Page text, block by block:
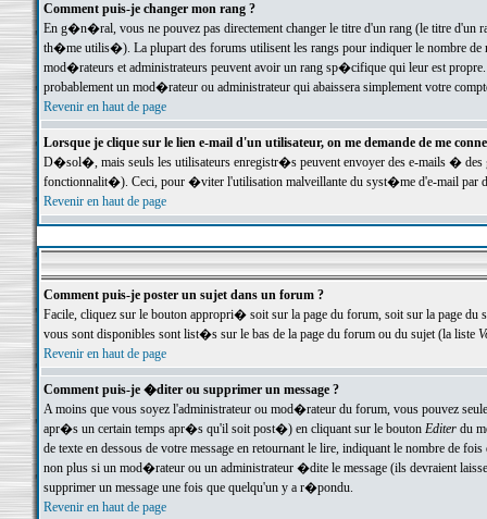
Comment puis-je changer mon rang ?
En g�n�ral, vous ne pouvez pas directement changer le titre d'un rang (le titre d'un
th�me utilis�). La plupart des forums utilisent les rangs pour indiquer le nombre de
mod�rateurs et administrateurs peuvent avoir un rang sp�cifique qui leur est
probablement un mod�rateur ou administrateur qui abaissera simplement votre
Revenir en haut de page
Lorsque je clique sur le lien e-mail d'un utilisateur, on me demande de me
D�sol�, mais seuls les utilisateurs enregistr�s peuvent envoyer des e-mails �
fonctionnalit�). Ceci, pour �viter l'utilisation malveillante du syst�me d'e-mail par
Revenir en haut de page
Comment puis-je poster un sujet dans un forum ?
Facile, cliquez sur le bouton appropri� soit sur la page du forum, soit sur la page du
vous sont disponibles sont list�s sur le bas de la page du forum ou du sujet (la liste
Revenir en haut de page
Comment puis-je �diter ou supprimer un message ?
A moins que vous soyez l'administrateur ou mod�rateur du forum, vous pouvez
apr�s un certain temps apr�s qu'il soit post�) en cliquant sur le bouton Editerdu
de texte en dessous de votre message en retournant le lire, indiquant le nombre
non plus si un mod�rateur ou un administrateur �dite le message (ils devraient
supprimer un message une fois que quelqu'un y a r�pondu.
Revenir en haut de page